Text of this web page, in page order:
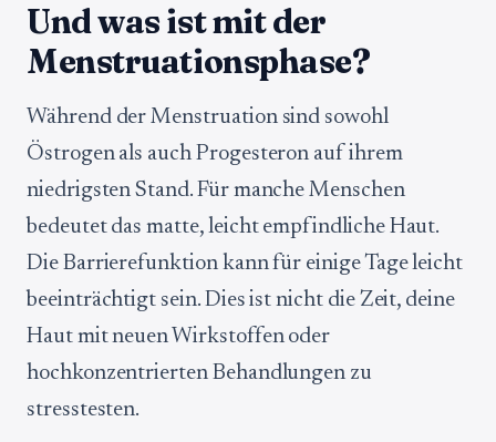
Und was ist mit der
Menstruationsphase?
Während der Menstruation sind sowohl
Östrogen als auch Progesteron auf ihrem
niedrigsten Stand. Für manche Menschen
bedeutet das matte, leicht empfindliche Haut.
Die Barrierefunktion kann für einige Tage leicht
beeinträchtigt sein. Dies ist nicht die Zeit, deine
Haut mit neuen Wirkstoffen oder
hochkonzentrierten Behandlungen zu
stresstesten.